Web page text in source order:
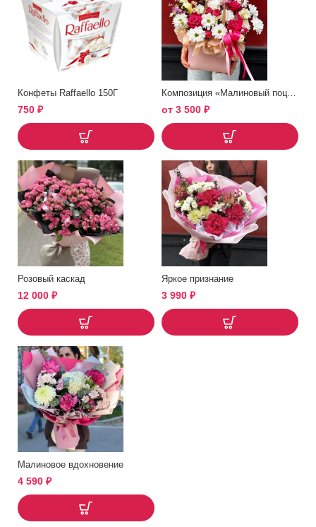
Конфеты Raffaello 150Г
750 ₽ от 3 500 ₽
Розовый каскад
12 000 ₽
Яркое признание
3 990 ₽
Малиновое вдохновение
4 590 ₽